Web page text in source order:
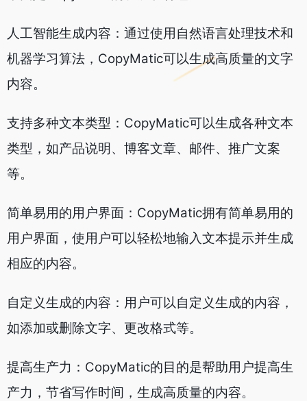
人工智能生成内容：通过使用自然语言处理技术和
机器学习算法，CopyMatic可以生成高质量的文字
内容。
支持多种文本类型：CopyMatic可以生成各种文本
类型，如产品说明、博客文章、邮件、推广文案
等。
简单易用的用户界面：CopyMatic拥有简单易用的
用户界面，使用户可以轻松地输入文本提示并生成
相应的内容。
自定义生成的内容：用户可以自定义生成的内容，
如添加或删除文字、更改格式等。
提高生产力：CopyMatic的目的是帮助用户提高生
产力，节省写作时间，生成高质量的内容。